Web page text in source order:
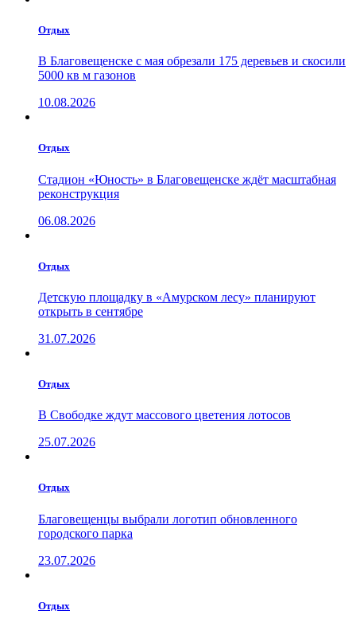
Отдых
В Благовещенске с мая обрезали 175 деревьев и скосили
5000 кв м газонов
10.08.2026
Отдых
Стадион «Юность» в Благовещенске ждёт масштабная
реконструкция
06.08.2026
Отдых
Детскую площадку в «Амурском лесу» планируют
открыть в сентябре
31.07.2026
Отдых
В Свободке ждут массового цветения лотосов
25.07.2026
Отдых
Благовещенцы выбрали логотип обновленного
городского парка
23.07.2026
Отдых